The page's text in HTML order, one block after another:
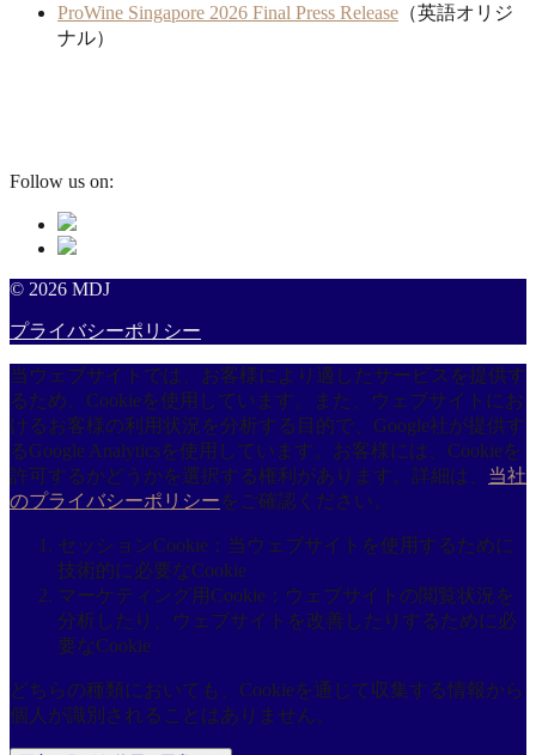
ProWine Singapore 2026 Final Press Release （英語オリジ
ナル）
Follow us on:
© 2026 MDJ
プライバシーポリシー
当ウェブサイトでは、お客様により適したサービスを提供す
るため、Cookieを使用しています。また、ウェブサイトにお
けるお客様の利用状況を分析する目的で、Google社が提供す
るGoogle Analyticsを使用しています。お客様には、Cookieを
許可するかどうかを選択する権利があります。詳細は、 当社
のプライバシーポリシーをご確認ください。
セッションCookie：当ウェブサイトを使用するために
技術的に必要なCookie
マーケティング用Cookie：ウェブサイトの閲覧状況を
分析したり、ウェブサイトを改善したりするために必
要なCookie
どちらの種類においても、Cookieを通じて収集する情報から
個人が識別されることはありません。